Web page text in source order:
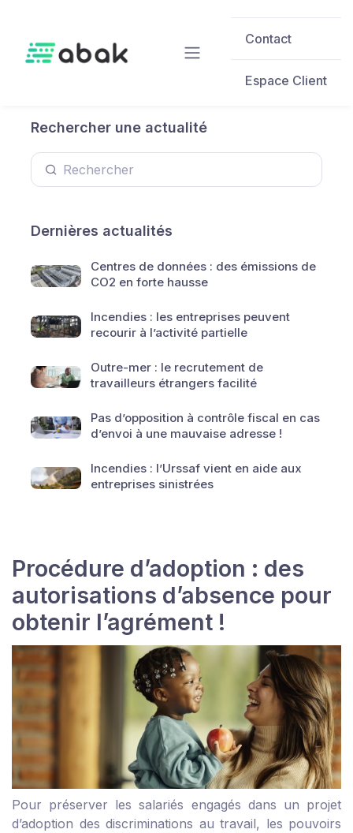
Contact
Espace Client
Rechercher une actualité
Dernières actualités
Centres de données : des émissions de
CO2 en forte hausse
Incendies : les entreprises peuvent
recourir à l’activité partielle
Outre-mer : le recrutement de
travailleurs étrangers facilité
Pas d’opposition à contrôle fiscal en cas
d’envoi à une mauvaise adresse !
Incendies : l’Urssaf vient en aide aux
entreprises sinistrées
Procédure d’adoption : des
autorisations d’absence pour
obtenir l’agrément !
Pour préserver les salariés engagés dans un projet
d’adoption des discriminations au travail, les pouvoirs